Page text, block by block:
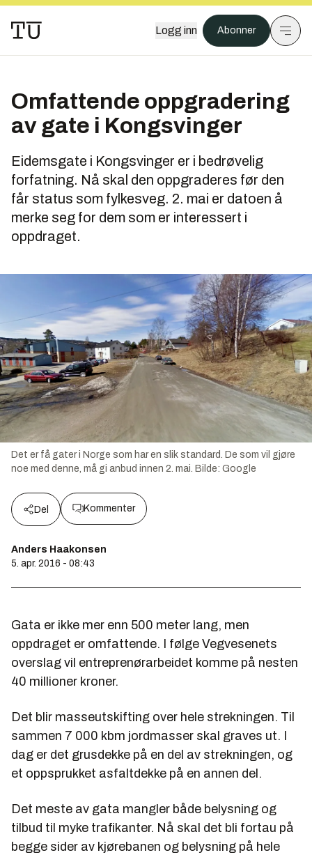
Logg inn Abonner
Omfattende oppgradering
av gate i Kongsvinger
Eidemsgate i Kongsvinger er i bedrøvelig
forfatning. Nå skal den oppgraderes før den
får status som fylkesveg. 2. mai er datoen å
merke seg for dem som er interessert i
oppdraget.
Det er få gater i Norge som har en slik standard. De som vil gjøre
noe med denne, må gi anbud innen 2. mai. Bilde: Google
Del Kommenter
Anders Haakonsen
5. apr. 2016 - 08:43
Gata er ikke mer enn 500 meter lang, men
oppdraget er omfattende. I følge Vegvesenets
overslag vil entreprenørarbeidet komme på nesten
40 millioner kroner.
Det blir masseutskifting over hele strekningen. Til
sammen 7 000 kbm jordmasser skal graves ut. I
dag er det grusdekke på en del av strekningen, og
et oppsprukket asfaltdekke på en annen del.
Det meste av gata mangler både belysning og
tilbud til myke trafikanter. Nå skal det bli fortau på
begge sider av kjørebanen og belysning på hele